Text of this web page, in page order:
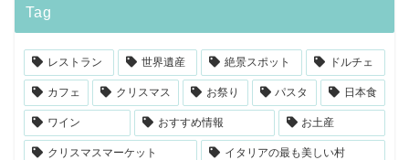
Tag
レストラン 世界遺産 絶景スポット ドルチェ
カフェ クリスマス お祭り パスタ 日本食
ワイン おすすめ情報 お土産
クリスマスマーケット イタリアの最も美しい村